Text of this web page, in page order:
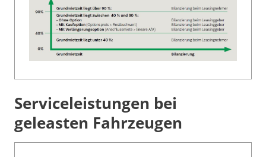
Serviceleistungen bei
geleasten Fahrzeugen